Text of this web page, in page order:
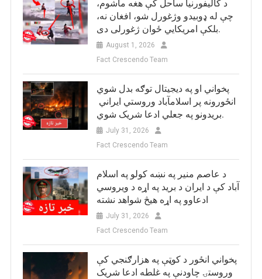
د کالیفورنیا ساحل کې هغه ماشوم،
چې له ډوبیدو وژغورل شو، افغان نه،
بلکې امریکایي ځوان ژغورلی دی.
August 1, 2026
Fact Crescendo Team
پخواني او په دیجیتال توګه بدل شوي
انځورونه پر اسلامآباد وروستي ایراني
بريدونو په جعلي ادعا شریک شوي.
July 31, 2026
Fact Crescendo Team
د عاصم منیر په نښه کولو په اسلام
آباد کې د ایران د برید په اړه د ویروسي
ادعاوو په اړه هیڅ شواهد نشته
July 31, 2026
Fact Crescendo Team
پخواني انځور د کوټې په هزارګنجي کې
وروستۍ چاودنې په غلطه ادعا شریک